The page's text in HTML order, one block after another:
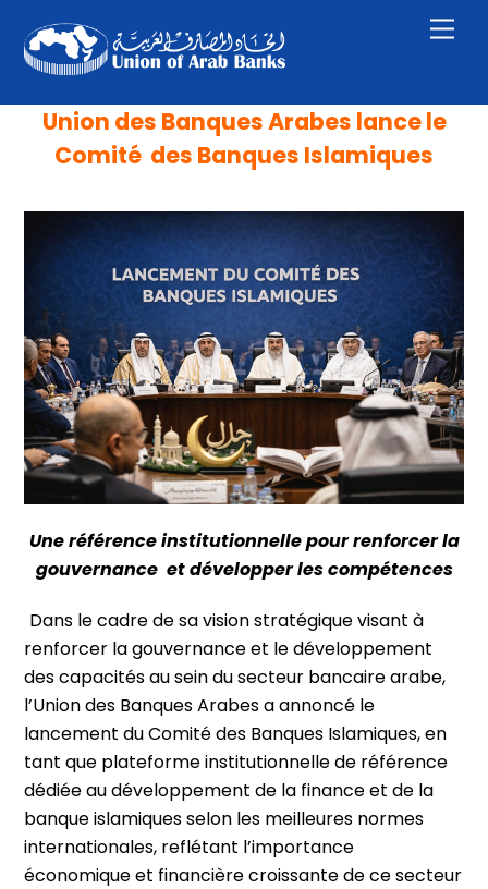
content
Union des Banques Arabes lance le
Comité des Banques Islamiques
Une référence institutionnelle pour renforcer la
gouvernance et développer les compétences
Dans le cadre de sa vision stratégique visant à
renforcer la gouvernance et le développement
des capacités au sein du secteur bancaire arabe,
l’Union des Banques Arabes a annoncé le
lancement du Comité des Banques Islamiques, en
tant que plateforme institutionnelle de référence
dédiée au développement de la finance et de la
banque islamiques selon les meilleures normes
internationales, reflétant l’importance
économique et financière croissante de ce secteur